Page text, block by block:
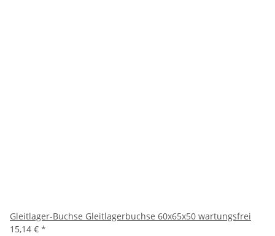
Gleitlager-Buchse Gleitlagerbuchse 60x65x50 wartungsfrei
15,14 € *